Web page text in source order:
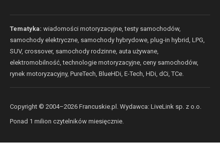
Tematyka: wiadomości motoryzacyjne, testy samochodów,
samochody elektryczne, samochody hybrydowe, plug-in hybrid, LPG,
SUV, crossover, samochody rodzinne, auta używane,
elektromobilność, technologie motoryzacyjne, ceny samochodów,
rynek motoryzacyjny, PureTech, BlueHDi, E-Tech, HDi, dCi, TCe.
Copyright © 2004–2026 Francuskie.pl. Wydawca: LiveLink sp. z o.o.
Ponad 1 milion czytelników miesięcznie.